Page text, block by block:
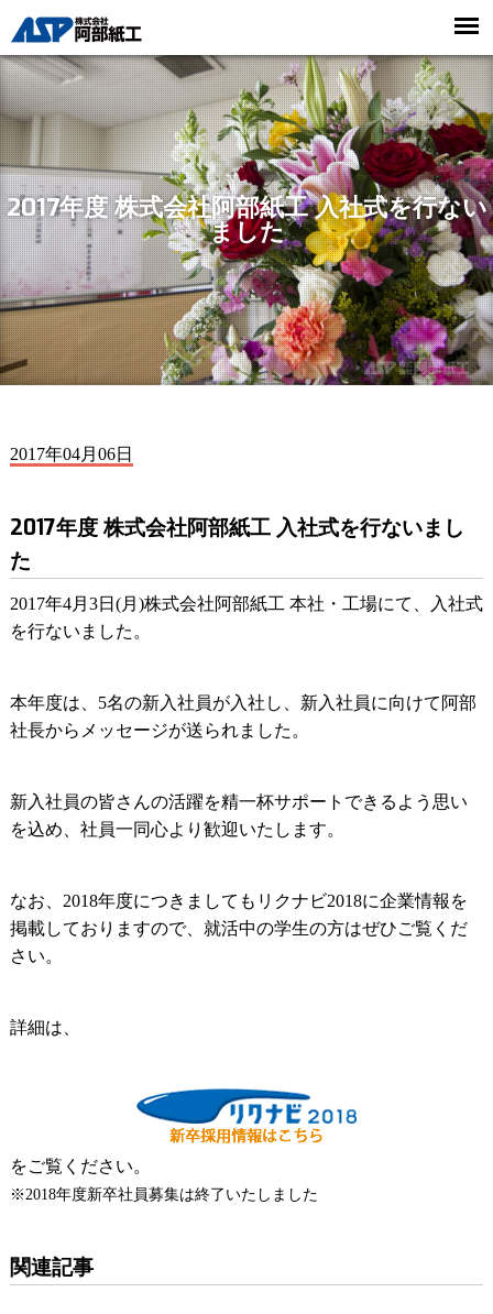
2017年度 株式会社阿部紙工 入社式を行ない
ました
2017年04月06日
2017年度 株式会社阿部紙工 入社式を行ないまし
た
2017年4月3日(月)株式会社阿部紙工 本社・工場にて、入社式
を行ないました。
本年度は、5名の新入社員が入社し、新入社員に向けて阿部
社長からメッセージが送られました。
新入社員の皆さんの活躍を精一杯サポートできるよう思い
を込め、社員一同心より歓迎いたします。
なお、2018年度につきましてもリクナビ2018に企業情報を
掲載しておりますので、就活中の学生の方はぜひご覧くだ
さい。
詳細は、
をご覧ください。
※2018年度新卒社員募集は終了いたしました
関連記事